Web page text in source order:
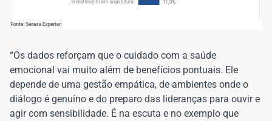
“Os dados reforçam que o cuidado com a saúde
emocional vai muito além de benefícios pontuais. Ele
depende de uma gestão empática, de ambientes onde o
diálogo é genuíno e do preparo das lideranças para ouvir e
agir com sensibilidade. É na escuta e no exemplo que